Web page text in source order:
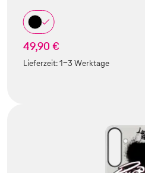
49,90 €
Lieferzeit:1-3 Werktage